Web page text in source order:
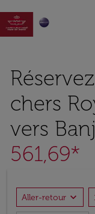

chers
vers
561,69*
Aller-retour expand_more